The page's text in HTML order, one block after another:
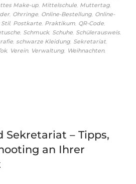
Make-up, Mittelschule, Muttertag,
, Ohrringe, Online-Bestellung, Online-
, Postkarte, Praktikum, QR-Code,
, Schmuck, Schuhe, Schülerausweis,
, schwarze Kleidung, Sekretariat,
, Verein, Verwaltung, Weihnachten,
Sekretariat – Tipps,
an Ihrer